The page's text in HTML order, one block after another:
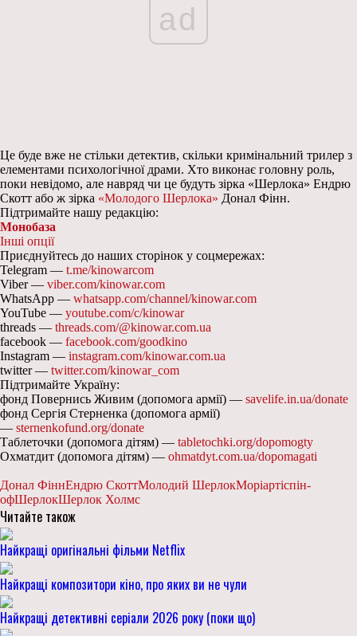
ad
Це буде вже не стільки детектив, скільки кримінальний трилер з
елементами психологічної драми. Хто виконає головну роль,
поки невідомо, але навряд чи це будуть зірка «Шерлока» Ендрю
Скотт або ж зірка «Молодого Шерлока» Донал Фінн.
Підтримайте нашу редакцію:
Монобаза
Інші опції
Приєднуйтесь до наших сторінок у соцмережах:
Telegram — t.me/kinowarcom
Viber — viber.com/kinowar.com
WhatsApp — whatsapp.com/channel/kinowar.com
YouTube — youtube.com/c/kinowar
threads — threads.com/@kinowar.com.ua
facebook — facebook.com/goodkino
Instagram — instagram.com/kinowar.com.ua
twitter — twitter.com/kinowar_com
Підтримайте Україну:
фонд Повернись Живим (допомога армії) — savelife.in.ua/donate
фонд Сергія Стерненка (допомога армії)
— sternenkofund.org/donate
Таблеточки (допомога дітям) — tabletochki.org/dopomogty
Охматдит (допомога дітям) — ohmatdyt.com.ua/dopomagati
Донал ФіннЕндрю СкоттМолодий ШерлокМоріартіспін-
офШерлокШерлок Холмс
Читайте також
Найкращі оригінальні фільми Netflix
Найкращі композитори кіно, про яких ви не чули
Найкращі детективні серіали 2026 року (поки що)